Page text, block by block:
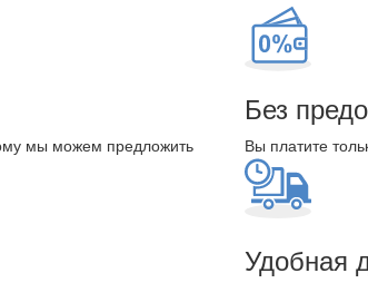
мы можем предложить
Без
Вы платите
Удобная